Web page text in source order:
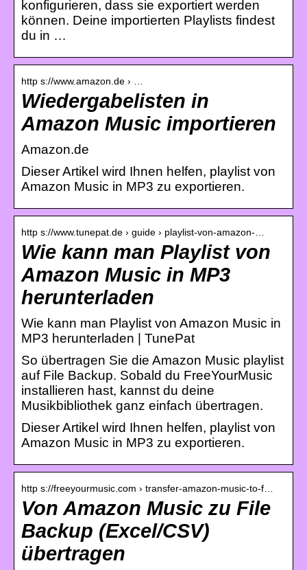
konfigurieren, dass sie exportiert werden
können. Deine importierten Playlists findest
du in …
http s://www.amazon.de › …
Wiedergabelisten in
Amazon Music importieren
Amazon.de
Dieser Artikel wird Ihnen helfen, playlist von
Amazon Music in MP3 zu exportieren.
http s://www.tunepat.de › guide › playlist-von-amazon-…
Wie kann man Playlist von
Amazon Music in MP3
herunterladen
Wie kann man Playlist von Amazon Music in
MP3 herunterladen | TunePat
So übertragen Sie die Amazon Music playlist
auf File Backup. Sobald du FreeYourMusic
installieren hast, kannst du deine
Musikbibliothek ganz einfach übertragen.
Dieser Artikel wird Ihnen helfen, playlist von
Amazon Music in MP3 zu exportieren.
http s://freeyourmusic.com › transfer-amazon-music-to-f…
Von Amazon Music zu File
Backup (Excel/CSV)
übertragen